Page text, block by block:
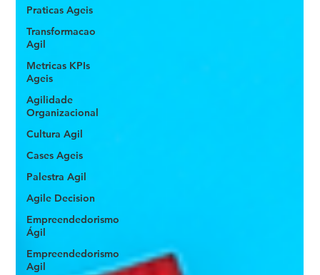
Praticas Ageis
Transformacao
Agil
Metricas KPIs
Ageis
Agilidade
Organizacional
Cultura Agil
Cases Ageis
Palestra Agil
Agile Decision
Empreendedorismo
Ágil
Empreendedorismo
Agil